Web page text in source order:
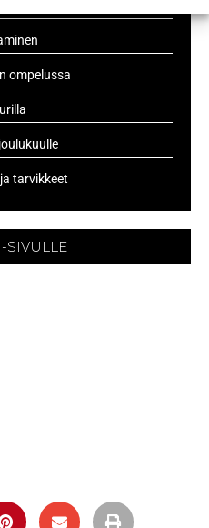
ompelussa
tarvikkeet
SIVULLE